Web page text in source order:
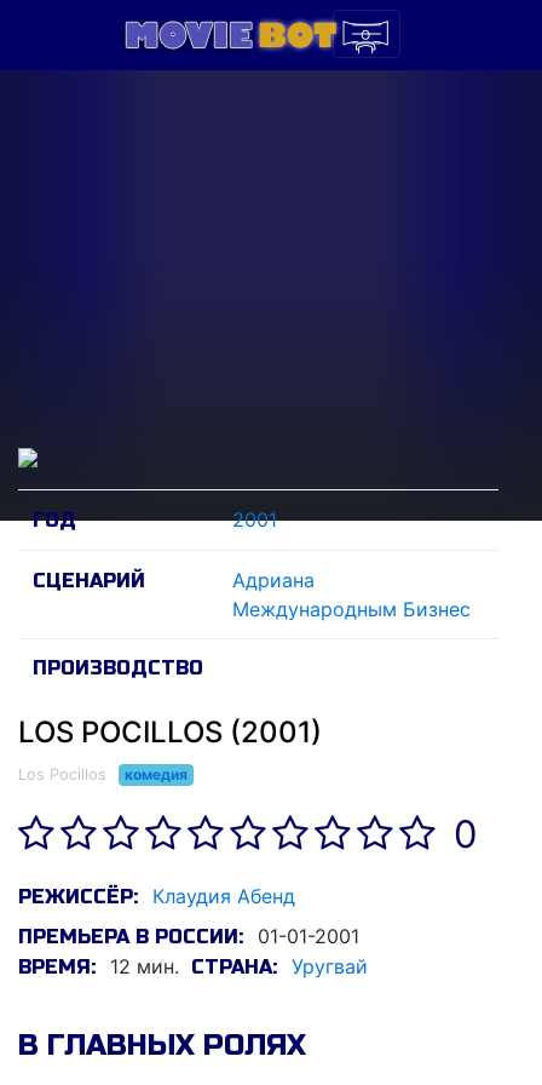
ГОД 2001
СЦЕНАРИЙ
Адриана
Международным Бизнес
ПРОИЗВОДСТВО
LOS POCILLOS (2001)
Los Pocillos комедия
0
РЕЖИССЁР: Клаудия Абенд
ПРЕМЬЕРА В РОССИИ: 01-01-2001
ВРЕМЯ: 12 мин. СТРАНА: Уругвай
В ГЛАВНЫХ РОЛЯХ